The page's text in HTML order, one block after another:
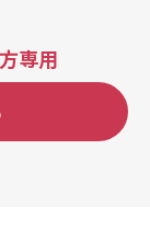
専用